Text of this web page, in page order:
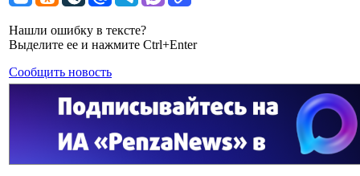
Нашли ошибку в тексте?
Выделите ее и нажмите Ctrl+Enter
Сообщить новость